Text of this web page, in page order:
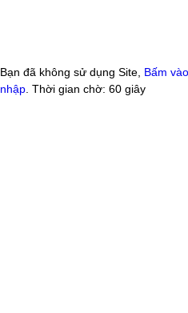
Bạn đã không sử dụng Site, Bấm
nhập . Thời gian chờ: 60 giây